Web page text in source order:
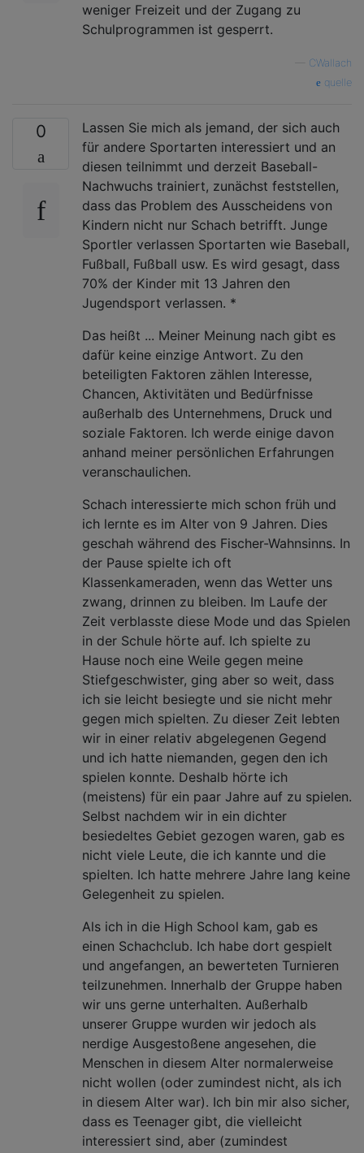
weniger Freizeit und der Zugang zu
Schulprogrammen ist gesperrt.
CWallach
quelle
0
Lassen Sie mich als jemand, der sich auch
für andere Sportarten interessiert und an
diesen teilnimmt und derzeit Baseball-
Nachwuchs trainiert, zunächst feststellen,
dass das Problem des Ausscheidens von
Kindern nicht nur Schach betrifft. Junge
Sportler verlassen Sportarten wie Baseball,
Fußball, Fußball usw. Es wird gesagt, dass
70% der Kinder mit 13 Jahren den
Jugendsport verlassen. *
Das heißt ... Meiner Meinung nach gibt es
dafür keine einzige Antwort. Zu den
beteiligten Faktoren zählen Interesse,
Chancen, Aktivitäten und Bedürfnisse
außerhalb des Unternehmens, Druck und
soziale Faktoren. Ich werde einige davon
anhand meiner persönlichen Erfahrungen
veranschaulichen.
Schach interessierte mich schon früh und
ich lernte es im Alter von 9 Jahren. Dies
geschah während des Fischer-Wahnsinns. In
der Pause spielte ich oft
Klassenkameraden, wenn das Wetter uns
zwang, drinnen zu bleiben. Im Laufe der
Zeit verblasste diese Mode und das Spielen
in der Schule hörte auf. Ich spielte zu
Hause noch eine Weile gegen meine
Stiefgeschwister, ging aber so weit, dass
ich sie leicht besiegte und sie nicht mehr
gegen mich spielten. Zu dieser Zeit lebten
wir in einer relativ abgelegenen Gegend
und ich hatte niemanden, gegen den ich
spielen konnte. Deshalb hörte ich
(meistens) für ein paar Jahre auf zu spielen.
Selbst nachdem wir in ein dichter
besiedeltes Gebiet gezogen waren, gab es
nicht viele Leute, die ich kannte und die
spielten. Ich hatte mehrere Jahre lang keine
Gelegenheit zu spielen.
Als ich in die High School kam, gab es
einen Schachclub. Ich habe dort gespielt
und angefangen, an bewerteten Turnieren
teilzunehmen. Innerhalb der Gruppe haben
wir uns gerne unterhalten. Außerhalb
unserer Gruppe wurden wir jedoch als
nerdige Ausgestoßene angesehen, die
Menschen in diesem Alter normalerweise
nicht wollen (oder zumindest nicht, als ich
in diesem Alter war). Ich bin mir also sicher,
dass es Teenager gibt, die vielleicht
interessiert sind, aber (zumindest